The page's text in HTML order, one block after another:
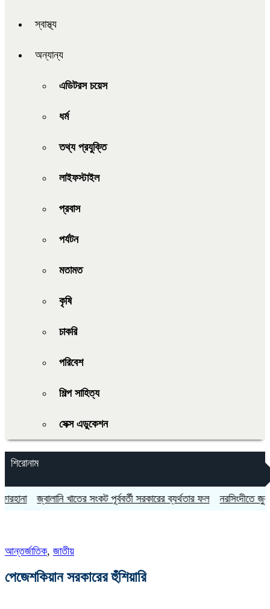
স্বাস্থ্য
অন্যান্য
এডিটরস চয়েস
ধর্ম
তথ্য প্রযুক্তি
লাইফস্টাইল
প্রবাস
পর্যটন
মতামত
কৃষি
চাকরি
পরিবেশ
শিল্প সাহিত্য
সেক্স এডুকেশন
শিরোনাম
জ্বালানি খাতের সংকট পূর্ববর্তী সরকারের ব্যর্থতার ফল নরসিংদীতে জুলাই
আন্তর্জাতিক, জাতীয়
পেজেশকিয়ান সরকারের হুঁশিয়ারি